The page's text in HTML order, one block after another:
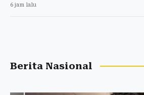
6 jam lalu
Berita Nasional